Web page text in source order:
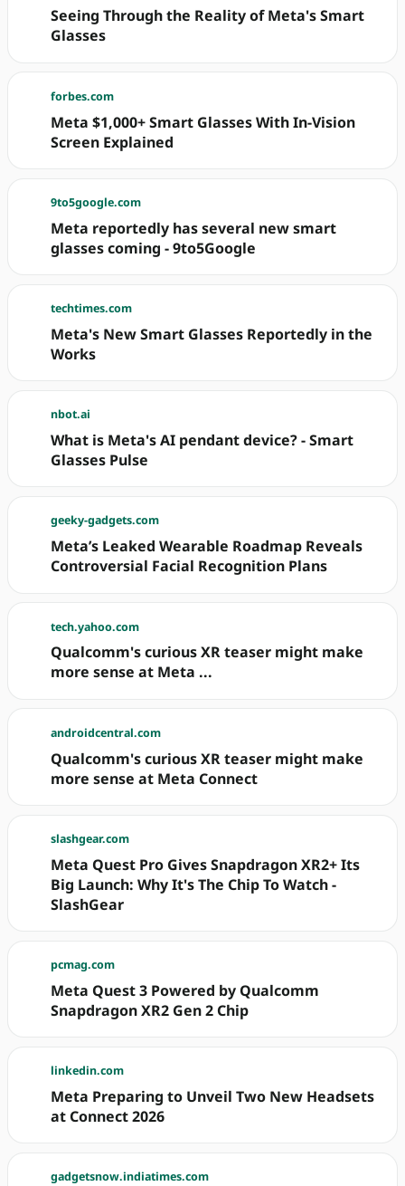
Seeing Through the Reality of Meta's Smart
Glasses
forbes.com
Meta $1,000+ Smart Glasses With In-Vision
Screen Explained
9to5google.com
Meta reportedly has several new smart
glasses coming - 9to5Google
techtimes.com
Meta's New Smart Glasses Reportedly in the
Works
nbot.ai
What is Meta's AI pendant device? - Smart
Glasses Pulse
geeky-gadgets.com
Meta’s Leaked Wearable Roadmap Reveals
Controversial Facial Recognition Plans
tech.yahoo.com
Qualcomm's curious XR teaser might make
more sense at Meta ...
androidcentral.com
Qualcomm's curious XR teaser might make
more sense at Meta Connect
slashgear.com
Meta Quest Pro Gives Snapdragon XR2+ Its
Big Launch: Why It's The Chip To Watch -
SlashGear
pcmag.com
Meta Quest 3 Powered by Qualcomm
Snapdragon XR2 Gen 2 Chip
linkedin.com
Meta Preparing to Unveil Two New Headsets
at Connect 2026
gadgetsnow.indiatimes.com